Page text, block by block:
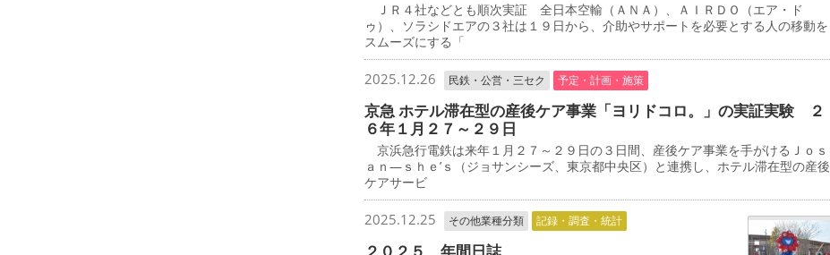
ＪＲ４社などとも順次実証 全日本空輸（ＡＮＡ）、ＡＩＲＤＯ（エア・ド
ゥ）、ソラシドエアの３社は１９日から、介助やサポートを必要とする人の移動を
スムーズにする「
2025.12.26 民鉄・公営・三セク 予定・計画・施策
京急 ホテル滞在型の産後ケア事業「ヨリドコロ。」の実証実験 ２
６年１月２７～２９日
京浜急行電鉄は来年１月２７～２９日の３日間、産後ケア事業を手がけるＪｏｓ
ａｎ―ｓｈｅ’ｓ（ジョサンシーズ、東京都中央区）と連携し、ホテル滞在型の産後
ケアサービ
2025.12.25 その他業種分類 記録・調査・統計